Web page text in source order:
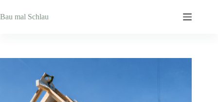
Inhalt
springen
Bau mal Schlau